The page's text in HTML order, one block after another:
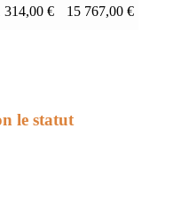
314,00 € 15 767,00 €
le statut